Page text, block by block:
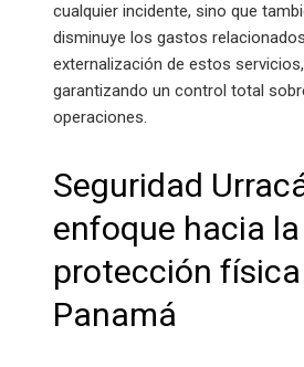
cualquier incidente, sino que
disminuye los gastos
externalización de estos servicios,
garantizando un control total
operaciones.
Seguridad
enfoque hacia la
protección física
Panamá